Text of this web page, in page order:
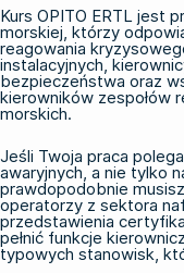
Kurs OPITO ERTL jest
morskiej, którzy
reagowania
instalacyjnych,
bezpieczeństwa oraz
kierowników zespołów
morskich.
Jeśli Twoja praca
awaryjnych, a nie tylko
prawdopodobnie
operatorzy z sektora
przedstawienia
pełnić funkcje
typowych stanowisk,